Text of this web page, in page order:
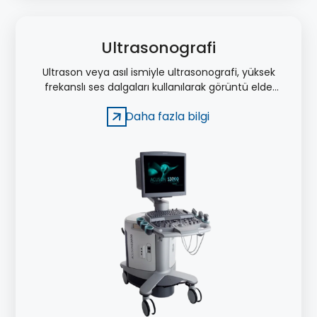
Ultrasonografi
Ultrason veya asıl ismiyle ultrasonografi, yüksek
frekanslı ses dalgaları kullanılarak görüntü elde
Daha fazla bilgi